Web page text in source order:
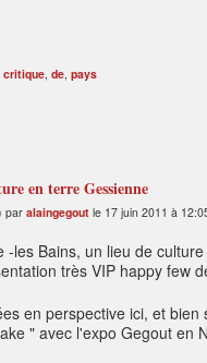
critique, de, pays
en terre Gessienne
paralaingegout le 17 juin 2011 à
-les Bains, un lieu de
très VIP happy few
en perspective ici, et bien
" avec l'expo Gegout en